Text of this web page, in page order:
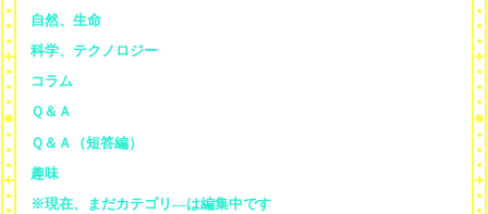
自然、生命
科学、テクノロジー
コラム
Ｑ＆Ａ
Ｑ＆Ａ（短答編）
趣味
※現在、まだカテゴリ—は編集中です